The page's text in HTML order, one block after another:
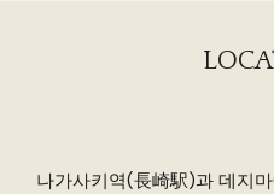
나가사키역(長崎駅)과 데지